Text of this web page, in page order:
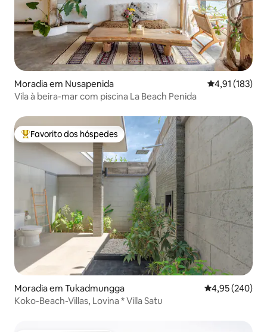
Moradia em Nusapenida Classificação
4,91 (183)
Vila à beira-mar com piscina La Beach Penida
Favoritos dos hóspedes mais apreciados
Favorito dos hóspedes
Moradia em Tukadmungga Classificação
4,95 (240)
Koko-Beach-Villas, Lovina * Villa Satu